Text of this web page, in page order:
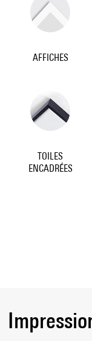
AFFICHES
TOILES
ENCADRÉES